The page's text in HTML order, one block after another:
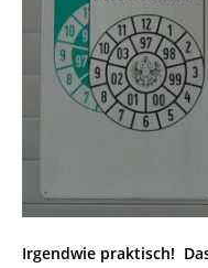
Irgendwie praktisch!